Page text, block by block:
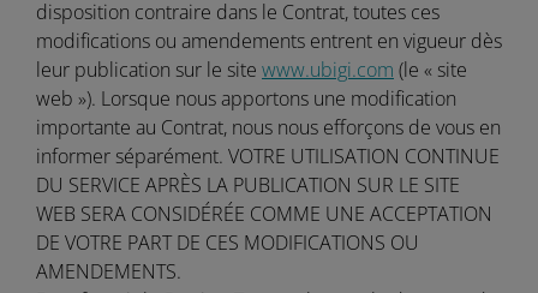
disposition contraire dans le Contrat, toutes ces
modifications ou amendements entrent en vigueur dès
leur publication sur le site www.ubigi.com (le « site
web »). Lorsque nous apportons une modification
importante au Contrat, nous nous efforçons de vous en
informer séparément. VOTRE UTILISATION CONTINUE
DU SERVICE APRÈS LA PUBLICATION SUR LE SITE
WEB SERA CONSIDÉRÉE COMME UNE ACCEPTATION
DE VOTRE PART DE CES MODIFICATIONS OU
AMENDEMENTS.